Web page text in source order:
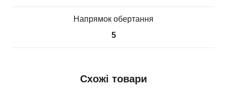
Напрямок обертання
5
Схожі товари